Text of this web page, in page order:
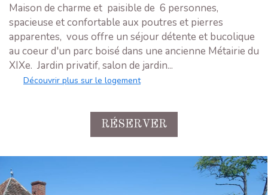
Maison de charme et paisible de 6 personnes,
spacieuse et confortable aux poutres et pierres
apparentes, vous offre un séjour détente et bucolique
au coeur d'un parc boisé dans une ancienne Métairie du
XIXe. Jardin privatif, salon de jardin...
Découvrir plus sur le logement
RÉSERVER